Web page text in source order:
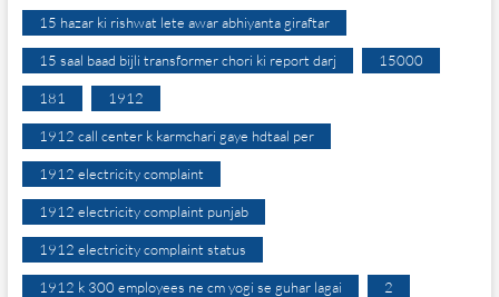
15 hazar ki rishwat lete awar abhiyanta giraftar
15 saal baad bijli transformer chori ki report darj 15000
181 1912
1912 call center k karmchari gaye hdtaal per
1912 electricity complaint
1912 electricity complaint punjab
1912 electricity complaint status
1912 k 300 employees ne cm yogi se guhar lagai 2